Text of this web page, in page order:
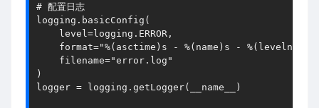
# 配置日志
logging.basicConfig(
    level=logging.ERROR,
format="%(asctime)s - %(name)s -
    filename="error.log"
)
logger = logging.getLogger(__name__)